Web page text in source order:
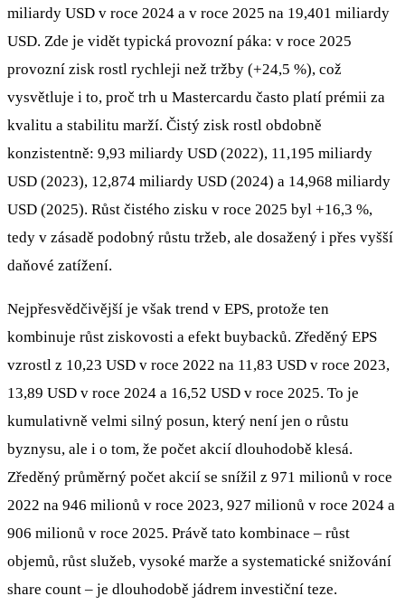
miliardy USD v roce 2024 a v roce 2025 na 19,401 miliardy
USD. Zde je vidět typická provozní páka: v roce 2025
provozní zisk rostl rychleji než tržby (+24,5 %), což
vysvětluje i to, proč trh u Mastercardu často platí prémii za
kvalitu a stabilitu marží. Čistý zisk rostl obdobně
konzistentně: 9,93 miliardy USD (2022), 11,195 miliardy
USD (2023), 12,874 miliardy USD (2024) a 14,968 miliardy
USD (2025). Růst čistého zisku v roce 2025 byl +16,3 %,
tedy v zásadě podobný růstu tržeb, ale dosažený i přes vyšší
daňové zatížení.
Nejpřesvědčivější je však trend v EPS, protože ten
kombinuje růst ziskovosti a efekt buybacků. Zředěný EPS
vzrostl z 10,23 USD v roce 2022 na 11,83 USD v roce 2023,
13,89 USD v roce 2024 a 16,52 USD v roce 2025. To je
kumulativně velmi silný posun, který není jen o růstu
byznysu, ale i o tom, že počet akcií dlouhodobě klesá.
Zředěný průměrný počet akcií se snížil z 971 milionů v roce
2022 na 946 milionů v roce 2023, 927 milionů v roce 2024 a
906 milionů v roce 2025. Právě tato kombinace – růst
objemů, růst služeb, vysoké marže a systematické snižování
share count – je dlouhodobě jádrem investiční teze.